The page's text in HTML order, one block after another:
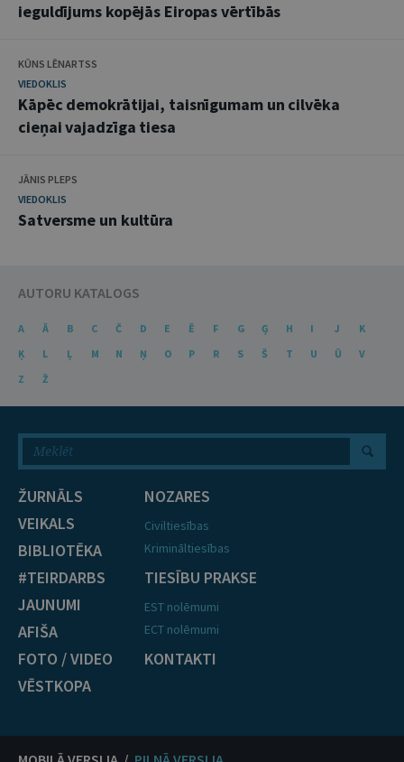
ieguldījums kopējās Eiropas vērtībās
KŪNS LĒNARTSS
VIEDOKLIS
Kāpēc demokrātijai, taisnīgumam un cilvēka
cieņai vajadzīga tiesa
JĀNIS PLEPS
VIEDOKLIS
Satversme un kultūra
AUTORU KATALOGS
A Ā B C Č D E Ē F G Ģ H I J
K
Ķ
L Ļ M N Ņ O P R S Š T U Ū
V
Z
Ž
ŽURNĀLS
VEIKALS
BIBLIOTĒKA
#TEIRDARBS
JAUNUMI
AFIŠA
FOTO / VIDEO
VĒSTKOPA
NOZARES
Civiltiesības
Krimināltiesības
TIESĪBU PRAKSE
EST nolēmumi
ECT nolēmumi
KONTAKTI